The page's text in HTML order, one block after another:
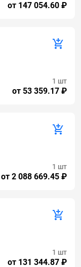
от 147 054.60 ₽
от 53 359.17 ₽
1 шт
от 2 088 669.45 ₽
1 шт
от 131 344.87 ₽
1 шт